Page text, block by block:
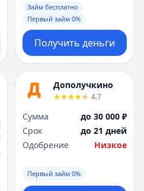
Займ бесплатно
Первый займ 0%
Получить деньги
Дополучкино
4.7
Сумма
до 30 000 ₽
Срок
до 21 дней
Одобрение
Низкое
Первый займ 0%